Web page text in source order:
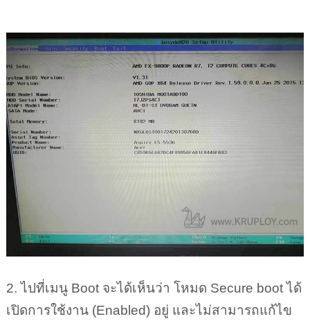
2. ไปที่เมนู Boot จะได้เห็นว่า โหมด Secure boot ได้
เปิดการใช้งาน (Enabled) อยู่ และไม่สามารถแก้ไข